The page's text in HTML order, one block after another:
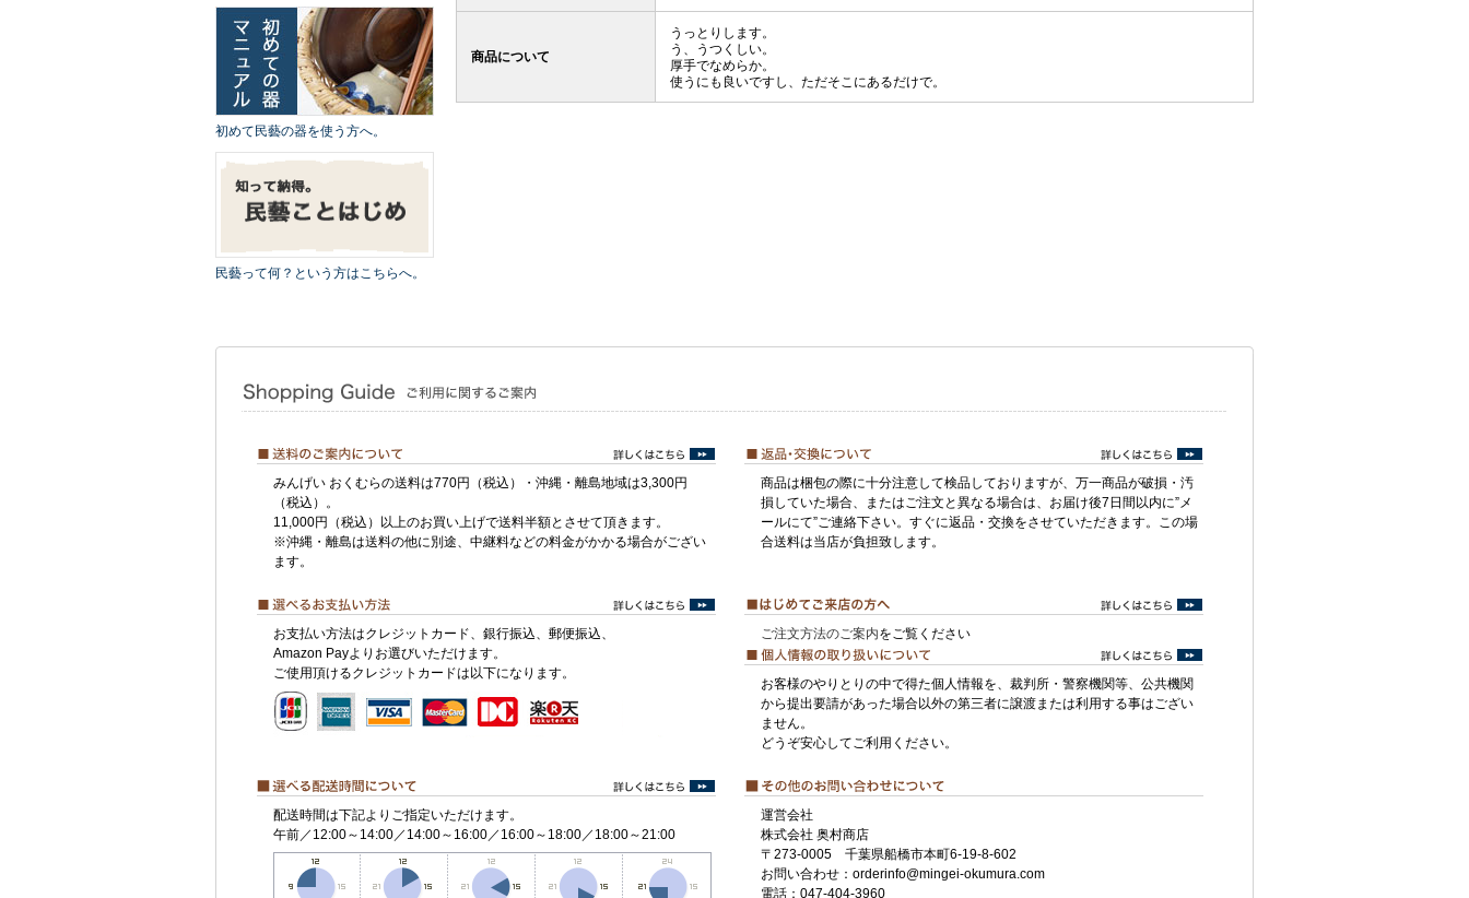
初めて民藝の器を使う方へ。
民藝って何？という方はこちらへ。
商品について
うっとりします。
う、うつくしい。
厚手でなめらか。
使うにも良いですし、ただそこにあるだけで。
みんげい おくむらの送料は770円（税込）・沖縄・離島地域は3,300円
（税込）。
11,000円（税込）以上のお買い上げで送料半額とさせて頂きます。
※沖縄・離島は送料の他に別途、中継料などの料金がかかる場合がござい
ます。
商品は梱包の際に十分注意して検品しておりますが、万一商品が破損・汚
損していた場合、またはご注文と異なる場合は、お届け後7日間以内に”メ
ールにて”ご連絡下さい。すぐに返品・交換をさせていただきます。この場
合送料は当店が負担致します。
お支払い方法はクレジットカード、銀行振込、郵便振込、
Amazon Payよりお選びいただけます。
ご使用頂けるクレジットカードは以下になります。
ご注文方法のご案内をご覧ください
お客様のやりとりの中で得た個人情報を、裁判所・警察機関等、公共機関
から提出要請があった場合以外の第三者に譲渡または利用する事はござい
ません。
どうぞ安心してご利用ください。
配送時間は下記よりご指定いただけます。
午前／12:00～14:00／14:00～16:00／16:00～18:00／18:00～21:00
運営会社
株式会社 奥村商店
〒273-0005 千葉県船橋市本町6-19-8-602
お問い合わせ：orderinfo@mingei-okumura.com
電話：047-404-3960